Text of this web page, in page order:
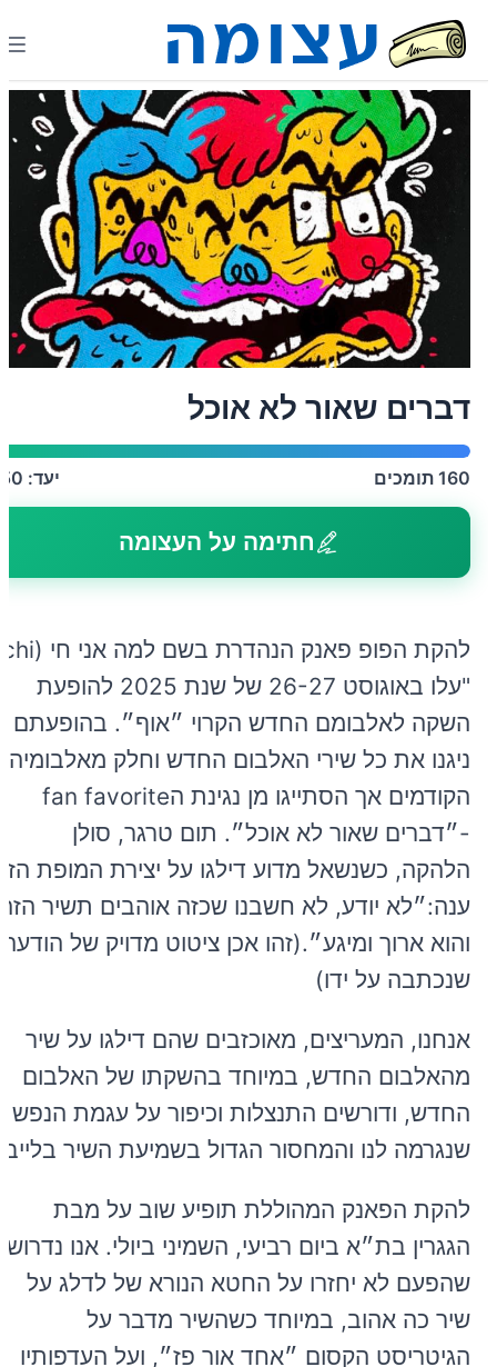
דברים שאור לא אוכל
160 תומכים יעד:
חתימה על העצומה
"עלו באוגוסט 26-27 של שנת 2025 להופעת
השקה לאלבומם החדש הקרוי ״אוף״. בהופעתם
ניגנו את כל שירי האלבום החדש וחלק
הקודמים אך הסתייגו מן נגינת הfan favorite
-״דברים שאור לא אוכל״. תום טרגר, סולן
הלהקה, כשנשאל מדוע דילגו על יצירת המופת
ענה:״לא יודע, לא חשבנו שכזה אוהבים תשיר הזה
והוא ארוך ומיגע״.(זהו אכן ציטוט מדויק של הודעה
שנכתבה על ידו)
אנחנו, המעריצים, מאוכזבים שהם דילגו על שיר
מהאלבום החדש, במיוחד בהשקתו של האלבום
החדש, ודורשים התנצלות וכיפור על עגמת הנפש
שנגרמה לנו והמחסור הגדול בשמיעת השיר
להקת הפאנק המהוללת תופיע שוב על מבת
הגגרין בת״א ביום רביעי, השמיני ביולי. אנו נדרוש
שהפעם לא יחזרו על החטא הנורא של לדלג על
שיר כה אהוב, במיוחד כשהשיר מדבר על
הגיטריסט הקסום ״אחד אור פז״, ועל העדפותיו